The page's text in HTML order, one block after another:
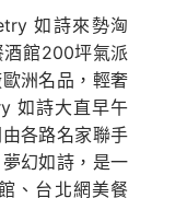
如詩來勢洶
館200坪氣派
洲名品，輕奢
如詩大直早午
各路名家聯手
幻如詩，是一
、台北網美餐